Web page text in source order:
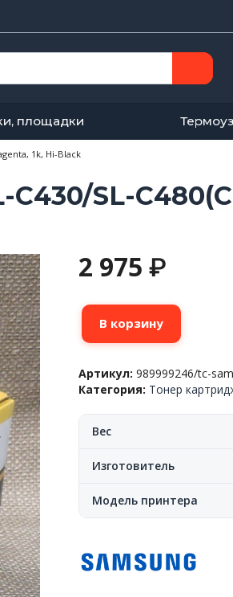
площадки
1k, Hi-Black
SL-
2 975₽
Количество
товара
Тонер-
Samsung™
SL-
C480(CLT-
M404S),
1k,
Black
В корзину
Артикул:989999246/tc-
Категория: Тонер
Вес
Изготовитель
Модель принтера